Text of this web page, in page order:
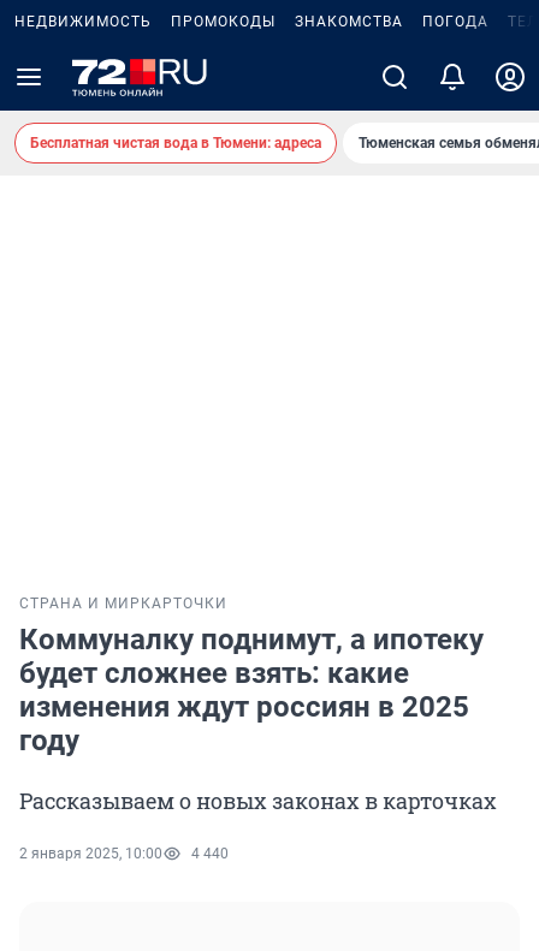
НЕДВИЖИМОСТЬ ПРОМОКОДЫ ЗНАКОМСТВА ПОГОДА
Бесплатная чистая вода в Тюмени: адреса Тюменская семья
СТРАНА И МИР КАРТОЧКИ
Коммуналку поднимут, а ипотеку
будет сложнее взять: какие
изменения ждут россиян в 2025
году
Рассказываем о новых законах в карточках
2 января 2025, 10:00 4 440